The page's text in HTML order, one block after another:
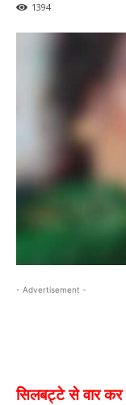
1394
- Advertisement -
सिलबट्टे से वार कर